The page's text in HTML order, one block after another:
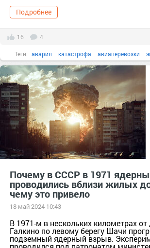
Подробнее
16 4
Теги: авария катастрофа авиаперевозки
Ту-154М
Почему в СССР в 1971
проводились вблизи жилых
чему это привело
18 май 2024 10:43
В 1971-м в нескольких километрах от
Галкино по левому берегу Шачи
подземный ядерный взрыв.